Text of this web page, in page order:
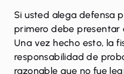
Si usted alega defensa
primero debe presentar
Una vez hecho esto, la
responsabilidad de
razonable que no fue